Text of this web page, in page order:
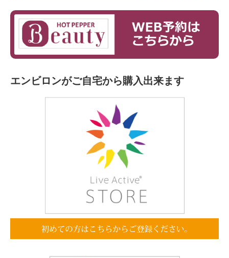
エンビロンがご自宅から購入出来ます